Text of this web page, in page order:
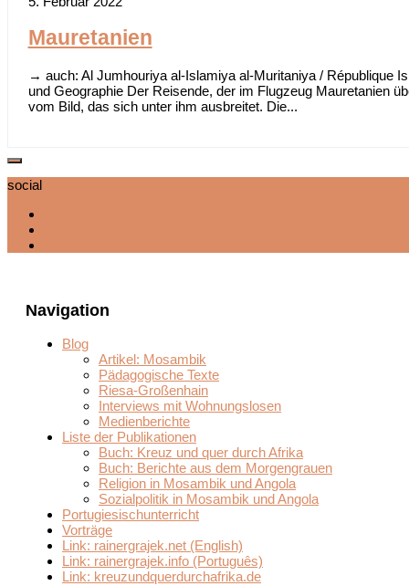
Mauretanien
→ auch: Al Jumhouriya al-Islamiya al-Muritaniya / République
und Geographie Der Reisende, der im Flugzeug Mauretanien
vom Bild, das sich unter ihm ausbreitet. Die...
social
Navigation
Blog
Artikel: Mosambik
Pädagogische Texte
Riesa-Großenhain
Interviews mit Wohnungslosen
Medienberichte
Liste der Publikationen
Buch: Kreuz und quer durch Afrika
Buch: Berichte aus dem Morgengrauen
Religion in Mosambik und Angola
Sozialpolitik in Mosambik und Angola
Portugiesischunterricht
Vorträge
Link: rainergrajek.net (English)
Link: rainergrajek.info (Português)
Link: kreuzundquerdurchafrika.de